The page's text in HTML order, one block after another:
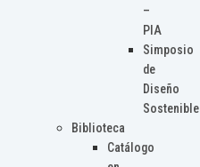
–
PIA
Simposio
de
Diseño
Sostenible
Biblioteca
Catálogo